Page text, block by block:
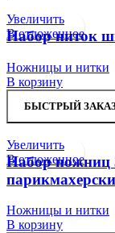
Увеличить
В отложенное
Набор ниток
Ножницы и нитки
В корзину
БЫСТРЫЙ
Увеличить
В отложенное
Набор ножниц
Ножницы и нитки
В корзину